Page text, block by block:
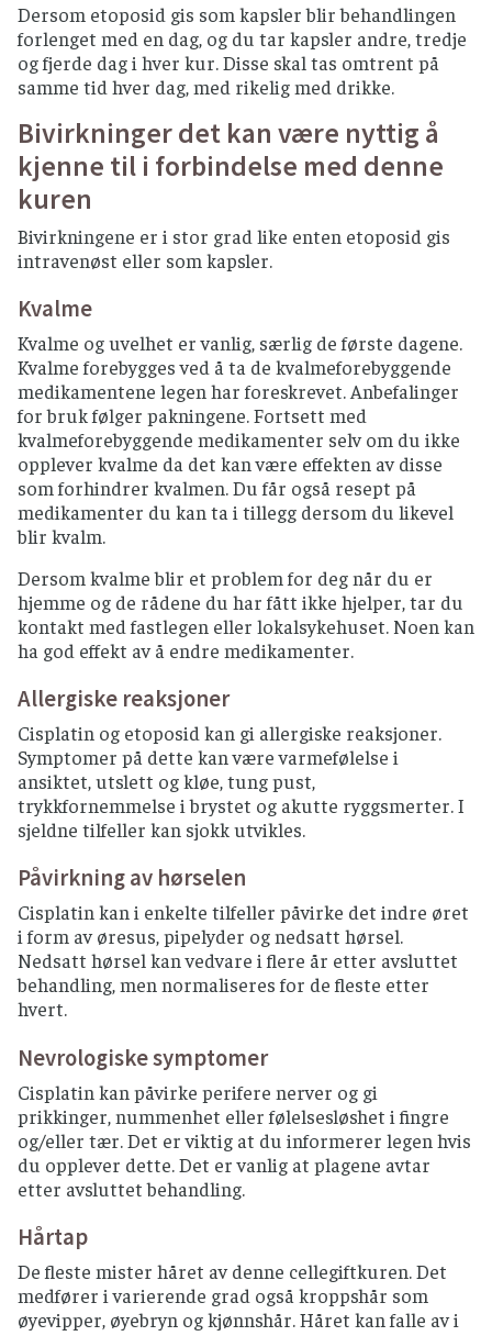
Dersom etoposid gis som kapsler blir behandlingen
forlenget med en dag, og du tar kapsler andre, tredje
og fjerde dag i hver kur. Disse skal tas omtrent på
samme tid hver dag, med rikelig med drikke.
Bivirkninger det kan være nyttig å
kjenne til i forbindelse med denne
kuren
Bivirkningene er i stor grad like enten etoposid gis
intravenøst eller som kapsler.
Kvalme
Kvalme og uvelhet er vanlig, særlig de første dagene.
Kvalme forebygges ved å ta de kvalmeforebyggende
medikamentene legen har foreskrevet. Anbefalinger
for bruk følger pakningene. Fortsett med
kvalmeforebyggende medikamenter selv om du ikke
opplever kvalme da det kan være effekten av disse
som forhindrer kvalmen. Du får også resept på
medikamenter du kan ta i tillegg dersom du likevel
blir kvalm.
Dersom kvalme blir et problem for deg når du er
hjemme og de rådene du har fått ikke hjelper, tar du
kontakt med fastlegen eller lokalsykehuset. Noen kan
ha god effekt av å endre medikamenter.
Allergiske reaksjoner
Cisplatin og etoposid kan gi allergiske reaksjoner.
Symptomer på dette kan være varmefølelse i
ansiktet, utslett og kløe, tung pust,
trykkfornemmelse i brystet og akutte ryggsmerter. I
sjeldne tilfeller kan sjokk utvikles.
Påvirkning av hørselen
Cisplatin kan i enkelte tilfeller påvirke det indre øret
i form av øresus, pipelyder og nedsatt hørsel.
Nedsatt hørsel kan vedvare i flere år etter avsluttet
behandling, men normaliseres for de fleste etter
hvert.
Nevrologiske symptomer
Cisplatin kan påvirke perifere nerver og gi
prikkinger, nummenhet eller følelsesløshet i fingre
og/eller tær. Det er viktig at du informerer legen hvis
du opplever dette. Det er vanlig at plagene avtar
etter avsluttet behandling.
Hårtap
De fleste mister håret av denne cellegiftkuren. Det
medfører i varierende grad også kroppshår som
øyevipper, øyebryn og kjønnshår. Håret kan falle av i